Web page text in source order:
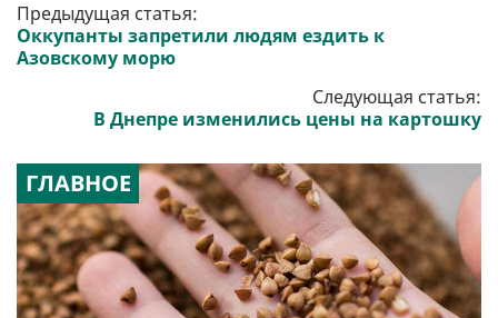
Предыдущая статья:
Оккупанты запретили людям ездить к
Азовскому морю
Следующая статья:
В Днепре изменились цены на картошку
ГЛАВНОЕ